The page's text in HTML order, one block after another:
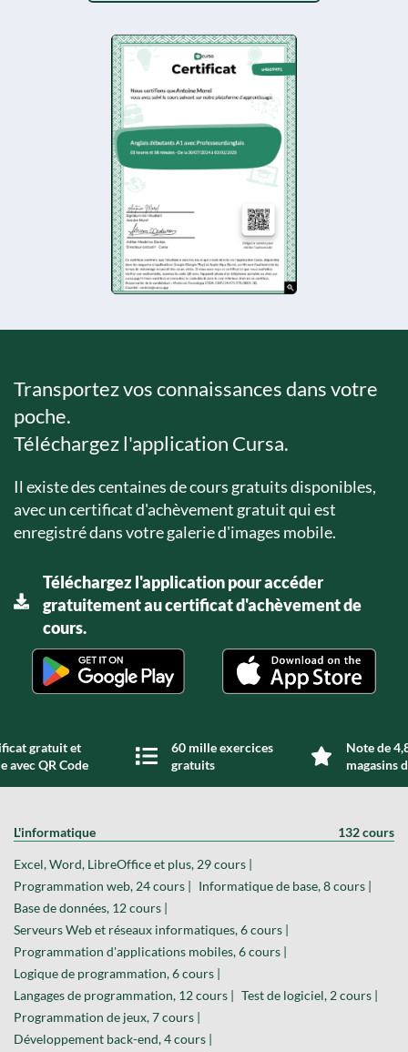
Transportez vos connaissances dans votre
poche.
Téléchargez l'application Cursa.
Il existe des centaines de cours gratuits disponibles,
avec un certificat d'achèvement gratuit qui est
enregistré dans votre galerie d'images mobile.
Téléchargez l'application pour accéder
gratuitement au certificat d'achèvement de
cours.
gratuit et
avec QR Code
60 mille exercices
gratuits
Note de
magasins
L'informatique 132 cours
Excel, Word, LibreOffice et plus, 29 cours |
Programmation web, 24 cours | Informatique de base, 8 cours |
Base de données, 12 cours |
Serveurs Web et réseaux informatiques, 6 cours |
Programmation d'applications mobiles, 6 cours |
Logique de programmation, 6 cours |
Langages de programmation, 12 cours | Test de logiciel, 2 cours |
Programmation de jeux, 7 cours |
Développement back-end, 4 cours |